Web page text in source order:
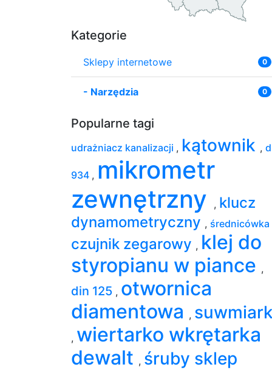
Kategorie
Sklepy internetowe 0
- Narzędzia 0
Popularne tagi
udrażniacz kanalizacji , kątownik ,
934 , mikrometr
zewnętrzny
, klucz
dynamometryczny , średnicówka
czujnik zegarowy , klej do
styropianu w piance ,
din 125 , otwornica
diamentowa ,
, wiertarko wkrętarka
dewalt , śruby sklep